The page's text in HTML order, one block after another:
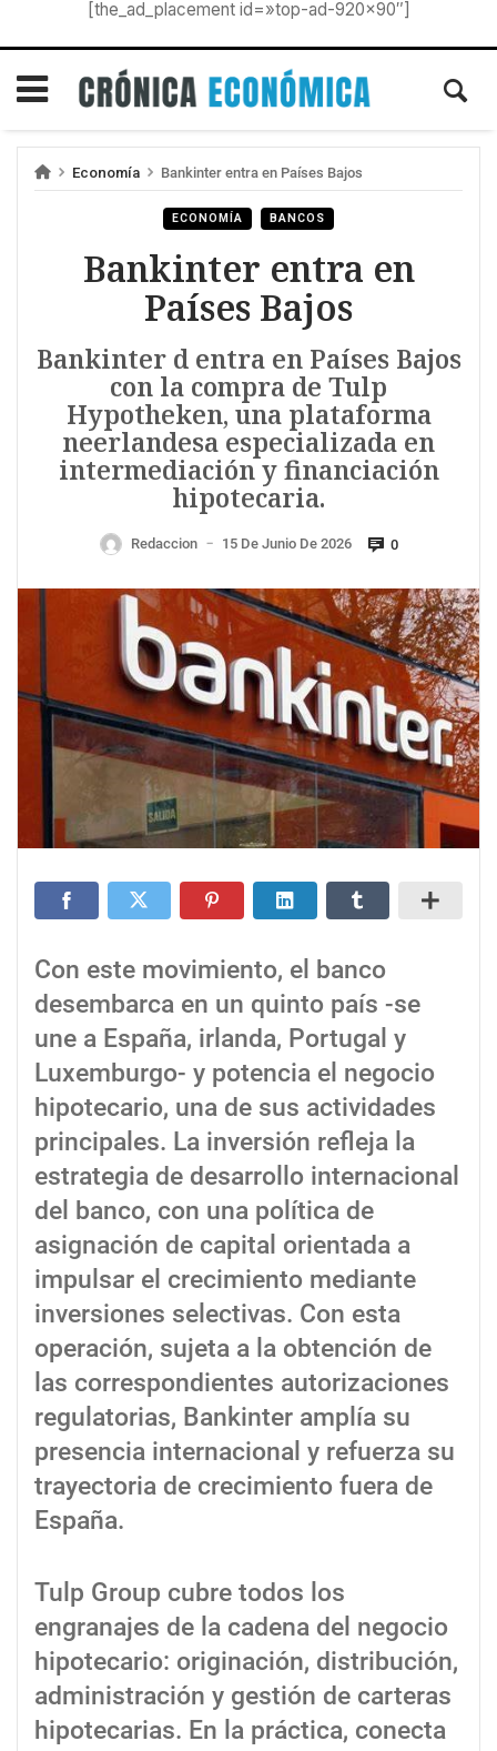
[the_ad_placement id=»top-ad-920×90″]
Economía Bankinter entra en Países Bajos
ECONOMÍA BANCOS
Bankinter entra en
Países Bajos
Bankinter d entra en Países Bajos
con la compra de Tulp
Hypotheken, una plataforma
neerlandesa especializada en
intermediación y financiación
hipotecaria.
Redaccion — 15 De Junio De 2026 0
Con este movimiento, el banco
desembarca en un quinto país -se
une a España, irlanda, Portugal y
Luxemburgo- y potencia el negocio
hipotecario, una de sus actividades
principales. La inversión refleja la
estrategia de desarrollo internacional
del banco, con una política de
asignación de capital orientada a
impulsar el crecimiento mediante
inversiones selectivas. Con esta
operación, sujeta a la obtención de
las correspondientes autorizaciones
regulatorias, Bankinter amplía su
presencia internacional y refuerza su
trayectoria de crecimiento fuera de
España.
Tulp Group cubre todos los
engranajes de la cadena del negocio
hipotecario: originación, distribución,
administración y gestión de carteras
hipotecarias. En la práctica, conecta